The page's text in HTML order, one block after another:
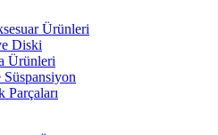
Ürünleri
Diski
Ürünleri